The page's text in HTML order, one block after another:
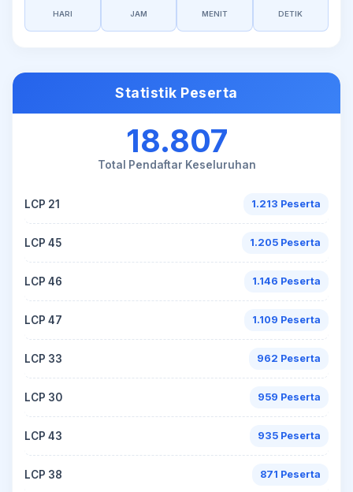
HARI JAM MENIT DETIK
Statistik Peserta
18.807
Total Pendaftar Keseluruhan
LCP 21 1.213 Peserta
LCP 45 1.205 Peserta
LCP 46 1.146 Peserta
LCP 47 1.109 Peserta
LCP 33 962 Peserta
LCP 30 959 Peserta
LCP 43 935 Peserta
LCP 38 871 Peserta